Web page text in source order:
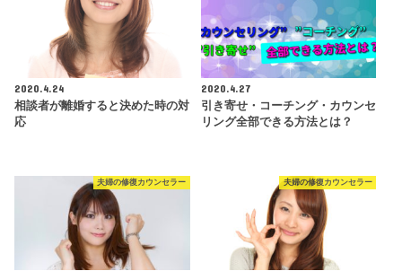
2020.4.24
相談者が離婚すると決めた時の対
応
2020.4.27
引き寄せ・コーチング・カウンセ
リング全部できる方法とは？
夫婦の修復カウンセラー 夫婦の修復カウンセラー